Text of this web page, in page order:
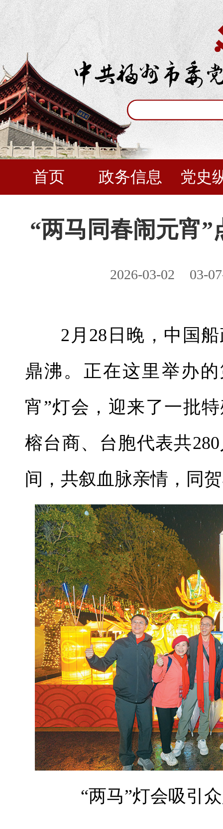
首页 政务信息 党史
“两马同春闹元宵”
2026-03-02 03-
2月28日晚，中国
鼎沸。正在这里举办
宵”灯会，迎来了一批
榕台商、台胞代表共
间，共叙血脉亲情，同
“两马”灯会吸引